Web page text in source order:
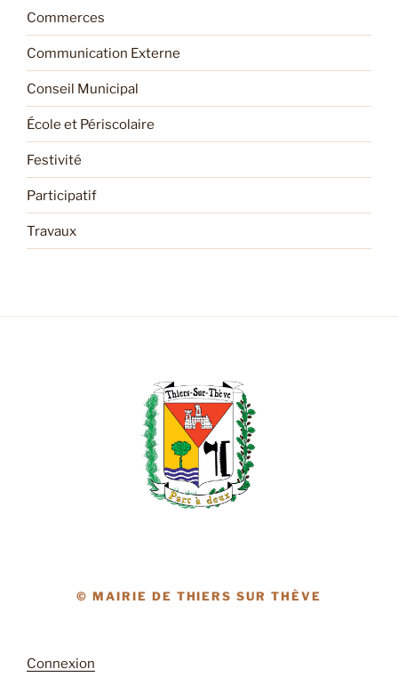
Commerces
Communication Externe
Conseil Municipal
École et Périscolaire
Festivité
Participatif
Travaux
© MAIRIE DE THIERS SUR THÈVE
Connexion